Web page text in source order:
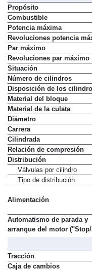
Propósito
Combustible
Potencia máxima
Revoluciones potencia
Par máximo
Revoluciones par máximo
Situación
Número de cilindros
Disposición de los cilindros
Material del bloque
Material de la culata
Diámetro
Carrera
Cilindrada
Relación de compresión
Distribución
Válvulas por cilindro
Automatismo de parada y
Tracción